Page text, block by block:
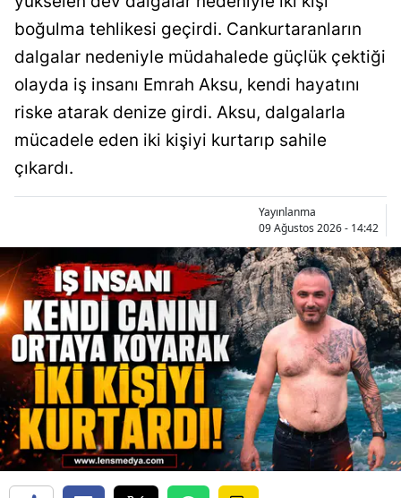
boğulma tehlikesi geçirdi. Cankurtaranların
dalgalar nedeniyle müdahalede güçlük çektiği
olayda iş insanı Emrah Aksu, kendi hayatını
riske atarak denize girdi. Aksu, dalgalarla
mücadele eden iki kişiyi kurtarıp sahile
çıkardı.
Yayınlanma
09 Ağustos 2026 - 14:42